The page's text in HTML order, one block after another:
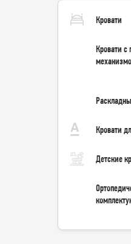
Кровати
Кровати
Кровати
Детские